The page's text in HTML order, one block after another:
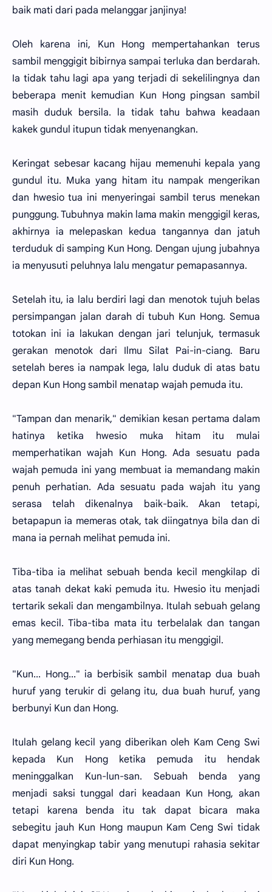
baik mati dari pada melanggar janjinya!
Oleh karena ini, Kun Hong mempertahankan terus
sambil menggigit bibirnya sampai terluka dan berdarah.
Ia tidak tahu lagi apa yang terjadi di sekelilingnya dan
beberapa menit kemudian Kun Hong pingsan sambil
masih duduk bersila. la tidak tahu bahwa keadaan
kakek gundul itupun tidak menyenangkan.
Keringat sebesar kacang hijau memenuhi kepala yang
gundul itu. Muka yang hitam itu nampak mengerikan
dan hwesio tua ini menyeringai sambil terus menekan
punggung. Tubuhnya makin lama makin menggigil keras,
akhirnya ia melepaskan kedua tangannya dan jatuh
terduduk di samping Kun Hong. Dengan ujung jubahnya
ia menyusuti peluhnya lalu mengatur pemapasannya.
Setelah itu, ia lalu berdiri lagi dan menotok tujuh belas
persimpangan jalan darah di tubuh Kun Hong. Semua
totokan ini ia lakukan dengan jari telunjuk, termasuk
gerakan menotok dari Ilmu Silat Pai-in-ciang. Baru
setelah beres ia nampak lega, lalu duduk di atas batu
depan Kun Hong sambil menatap wajah pemuda itu.
"Tampan dan menarik," demikian kesan pertama dalam
hatinya ketika hwesio muka hitam itu mulai
memperhatikan wajah Kun Hong. Ada sesuatu pada
wajah pemuda ini yang membuat ia memandang makin
penuh perhatian. Ada sesuatu pada wajah itu yang
serasa telah dikenalnya baik-baik. Akan tetapi,
betapapun ia memeras otak, tak diingatnya bila dan di
mana ia pernah melihat pemuda ini.
Tiba-tiba ia melihat sebuah benda kecil mengkilap di
atas tanah dekat kaki pemuda itu. Hwesio itu menjadi
tertarik sekali dan mengambilnya. Itulah sebuah gelang
emas kecil. Tiba-tiba mata itu terbelalak dan tangan
yang memegang benda perhiasan itu menggigil.
"Kun... Hong..." ia berbisik sambil menatap dua buah
huruf yang terukir di gelang itu, dua buah huruf, yang
berbunyi Kun dan Hong.
Itulah gelang kecil yang diberikan oleh Kam Ceng Swi
kepada Kun Hong ketika pemuda itu hendak
meninggalkan Kun-lun-san. Sebuah benda yang
menjadi saksi tunggal dari keadaan Kun Hong, akan
tetapi karena benda itu tak dapat bicara maka
sebegitu jauh Kun Hong maupun Kam Ceng Swi tidak
dapat menyingkap tabir yang menutupi rahasia sekitar
diri Kun Hong.